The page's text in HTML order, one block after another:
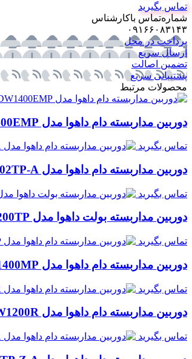
تماس بگیرید
شماره‌تماس‌ با‌کارشناس
۰۹۱۶۶۰۸۳۱۴۳
پرداخت در محل
ارسال سریع
تضمین اصالت
پشتیبانی سریع
محصولات مرتبط
دوربین مداربسته دام داهوا مدل DH-HAC-HDW1400EMP
تماس بگیرید
دوربین مداربسته دام داهوا مدل DH-HAC-HDW2802TP-A
تماس بگیرید
دوربین مداربسته بولت داهوا مدل DH-HAC-HFW1200TP
تماس بگیرید
دوربین مداربسته دام داهوا مدل DH-HAC-HDW1400MP
تماس بگیرید
دوربین مداربسته دام داهوا مدل HAC-HDPW1200R
تماس بگیرید